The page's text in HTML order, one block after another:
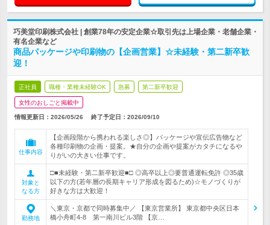
巧美堂印刷株式会社 | 創業78年の安定企業☆取引先は上場企業・老舗企業・
有名企業など
商品パッケージや印刷物の【企画営業】☆未経験・第二新卒歓
迎！
正社員 職種・業種未経験OK 急募 第二新卒歓迎
女性のおしごと掲載中
情報更新日：2026/05/26 終了予定日： 2026/09/10
仕事内容
【企画段階から携われる楽しさ◎】パッケージや宣伝広告物など
各種印刷物の企画・提案。★自分の企画や提案がカタチになるや
りがいの大きい仕事です。
対象と
なる方
□■未経験・第二新卒歓迎■□ ◎高卒以上◎要普通運転免許 ◎35歳
以下の方(若年層の長期キャリア形成を図るため)☆モノづくりが
好きな方は大歓迎！
勤務地
＼東京・京都で同時募集中／ 【東京営業所】 東京都中央区日本
橋小舟町4-8 第一南川ビル3階 【京…